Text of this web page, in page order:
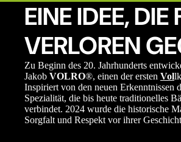
EINE IDEE, DIE
VERLOREN
Zu Beginn des 20. Jahrhunderts
Jakob VOLRO®, einen der ersten Vol
Inspiriert von den neuen Erkenntnissen
Spezialität, die bis heute traditionelles
verbindet. 2024 wurde die historische
Sorgfalt und Respekt vor ihrer